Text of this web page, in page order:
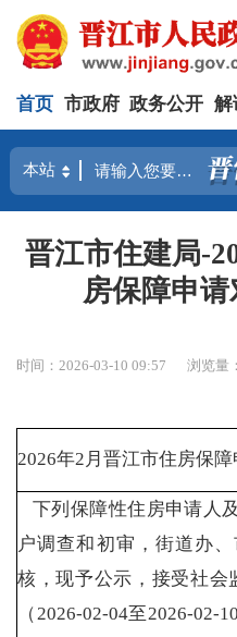
首页 市政府 政务公开 解
晋江市住建局-
房保障申
时间：2026-03-10 09:57 浏览量：
2026年2月晋江市住房保
下列保障性住房申请人
户调查和初审，街道办
核，现予公示，接受社会
（2026-02-04至2026-